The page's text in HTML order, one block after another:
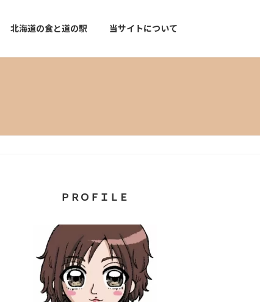
北海道の食と道の駅 当サイトについて
ＰＲＯＦＩＬＥ